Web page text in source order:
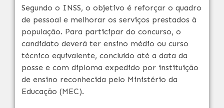
Segundo o INSS, o objetivo é reforçar o quadro
de pessoal e melhorar os serviços prestados à
população. Para participar do concurso, o
candidato deverá ter ensino médio ou curso
técnico equivalente, concluído até a data da
posse e com diploma expedido por instituição
de ensino reconhecida pelo Ministério da
Educação (MEC).